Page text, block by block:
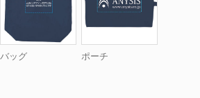
バッグ ポーチ